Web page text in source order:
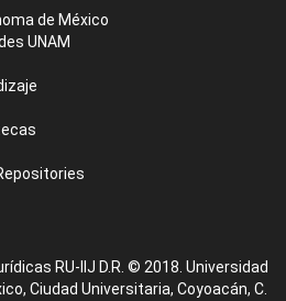
de México
UNAM
RU-IIJ D.R. © 2018. Universidad
Ciudad Universitaria, Coyoacán, C.